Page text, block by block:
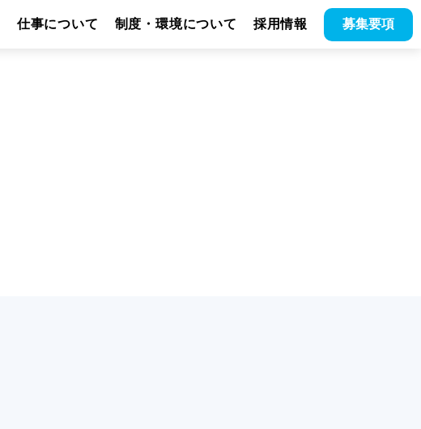
仕事について 制度・環境について 採用情報 募集要項